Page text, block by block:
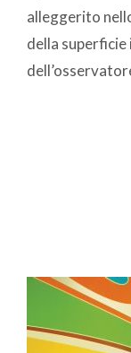
alleggerito
della